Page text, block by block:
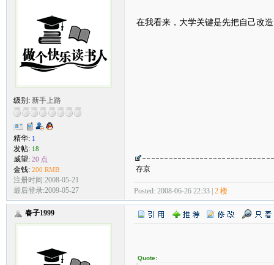
级别: 新手上路
精华: 1
发帖: 18
威望: 20 点
金钱: 200 RMB
注册时间:2008-05-21
最后登录:2009-05-27
在我看来，大学关键是先把自己改
存京
Posted: 2008-06-26 22:33 | 2 楼
春子1999
Quote: